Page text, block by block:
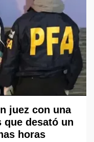
juez con una
que desató un
horas